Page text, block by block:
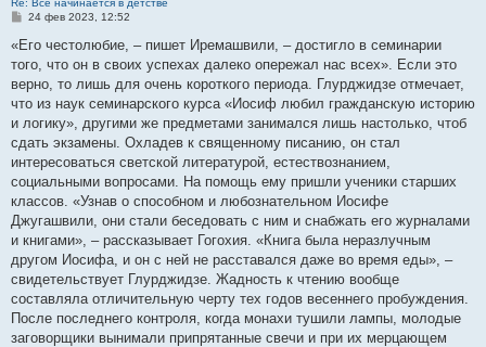
Re: Все начинается в детстве
С
о
щ
е
н
и
е
24 фев 2023, 12:52
«Его честолюбие, – пишет Иремашвили, – достигло в семинарии
того, что он в своих успехах далеко опережал нас всех». Если это
верно, то лишь для очень короткого периода. Глурджидзе отмечает,
что из наук семинарского курса «Иосиф любил гражданскую историю
и логику», другими же предметами занимался лишь настолько, чтоб
сдать экзамены. Охладев к священному писанию, он стал
интересоваться светской литературой, естествознанием,
социальными вопросами. На помощь ему пришли ученики старших
классов. «Узнав о способном и любознательном Иосифе
Джугашвили, они стали беседовать с ним и снабжать его журналами
и книгами», – рассказывает Гогохия. «Книга была неразлучным
другом Иосифа, и он с ней не расставался даже во время еды», –
свидетельствует Глурджидзе. Жадность к чтению вообще
составляла отличительную черту тех годов весеннего пробуждения.
После последнего контроля, когда монахи тушили лампы, молодые
заговорщики вынимали припрятанные свечи и при их мерцающем